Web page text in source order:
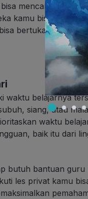
mencari teman
kamu bisa lebih
bertukar pikiran
waktu belajarnya
siang, atau
waktu
baik itu dari
butuh bantuan
les privat kamu